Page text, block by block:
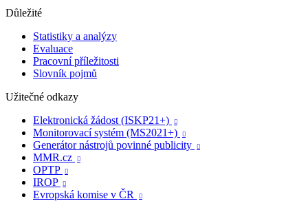
Důležité
Statistiky a analýzy
Evaluace
Pracovní příležitosti
Slovník pojmů
Užitečné odkazy
Elektronická žádost (ISKP21+)

Monitorovací systém (MS2021+) 
Generátor nástrojů povinné publicity 
MMR.cz 
OPTP 
IROP 
Evropská komise v ČR 